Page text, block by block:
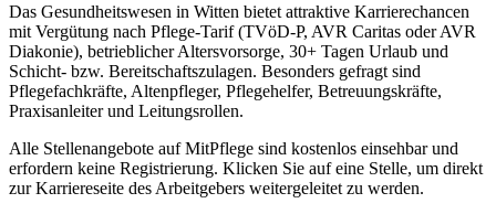
Das Gesundheitswesen in Witten bietet attraktive Karrierechancen
mit Vergütung nach Pflege-Tarif (TVöD-P, AVR Caritas oder AVR
Diakonie), betrieblicher Altersvorsorge, 30+ Tagen Urlaub und
Schicht- bzw. Bereitschaftszulagen. Besonders gefragt sind
Pflegefachkräfte, Altenpfleger, Pflegehelfer, Betreuungskräfte,
Praxisanleiter und Leitungsrollen.
Alle Stellenangebote auf MitPflege sind kostenlos einsehbar und
erfordern keine Registrierung. Klicken Sie auf eine Stelle, um direkt
zur Karriereseite des Arbeitgebers weitergeleitet zu werden.